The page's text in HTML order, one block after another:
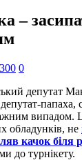
–
0
депутат
папаха,
випадом.
обладунків, не
качок біля
до турнікету.